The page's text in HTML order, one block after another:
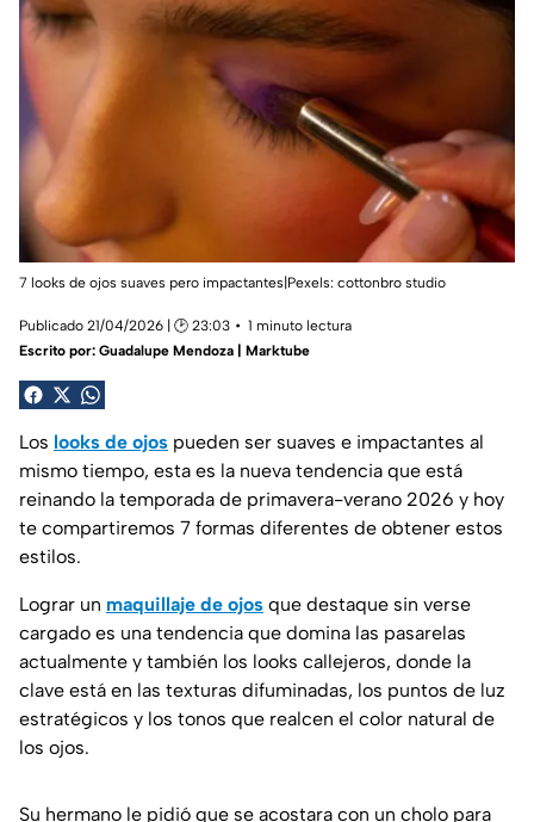
7 looks de ojos suaves pero impactantes|Pexels: cottonbro studio
Publicado 21/04/2026 | 🕑 23:03
1 minuto lectura
Escrito por: Guadalupe Mendoza | Marktube
Los looks de ojos pueden ser suaves e impactantes al
mismo tiempo, esta es la nueva tendencia que está
reinando la temporada de primavera-verano 2026 y hoy
te compartiremos 7 formas diferentes de obtener estos
estilos.
Lograr un maquillaje de ojos que destaque sin verse
cargado es una tendencia que domina las pasarelas
actualmente y también los looks callejeros, donde la
clave está en las texturas difuminadas, los puntos de luz
estratégicos y los tonos que realcen el color natural de
los ojos.
Su hermano le pidió que se acostara con un cholo para